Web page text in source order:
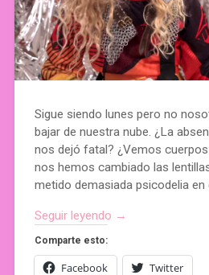
Sigue siendo lunes pero no
bajar de nuestra nube. ¿La
nos dejó fatal? ¿Vemos
nos hemos cambiado las
metido demasiada psicodelia en
Seguir leyendo →
Comparte esto:
Facebook Twitter